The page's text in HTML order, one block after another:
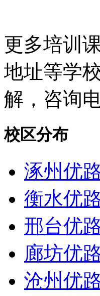
更多培训
地址等学
解，咨询
校区分布
涿州优
衡水优
邢台优
廊坊优
沧州优